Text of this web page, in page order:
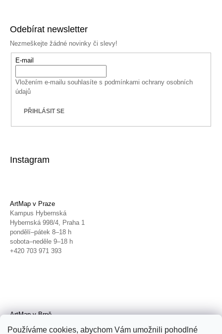
Používáme cookies, abychom Vám umožnili pohodlné
Odebírat newsletter
Nezmeškejte žádné novinky či slevy!
E-mail
Vložením e-mailu souhlasíte s podmínkami ochrany osobních
údajů
PŘIHLÁSIT SE
Instagram
ArtMap v Praze
Kampus Hybernská
Hybernská 998/4, Praha 1
pondělí–pátek 8–18 h
sobota–neděle 9–18 h
+420 703 971 393
ArtMap v Brně